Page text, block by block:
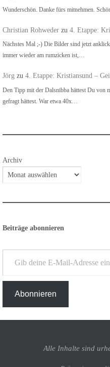
Wunderschön. Danke fürs mitnehmen.
Christian Rohweder zu 4. Etappe:
Nächstes Mal ;-) Die Bilder sind jetzt
immer wieder am rumzicken ist,…
Jörg zu 4. Etappe: Kristiansund –
Den Tipp mit der Dalsnibba hättest Du von
gefragt hättest. War etwa 40x…
Archiv
Beiträge abonnieren
Gib deine E-Mail-Adresse ein ...
Abonnieren
Alle Inhalte sind